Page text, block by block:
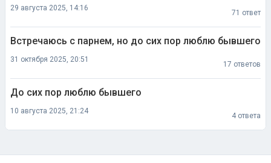
29 августа 2025, 14:16
71 ответ
Встречаюсь с парнем, но до сих пор люблю бывшего
31 октября 2025, 20:51
17 ответов
До сих пор люблю бывшего
10 августа 2025, 21:24
4 ответа